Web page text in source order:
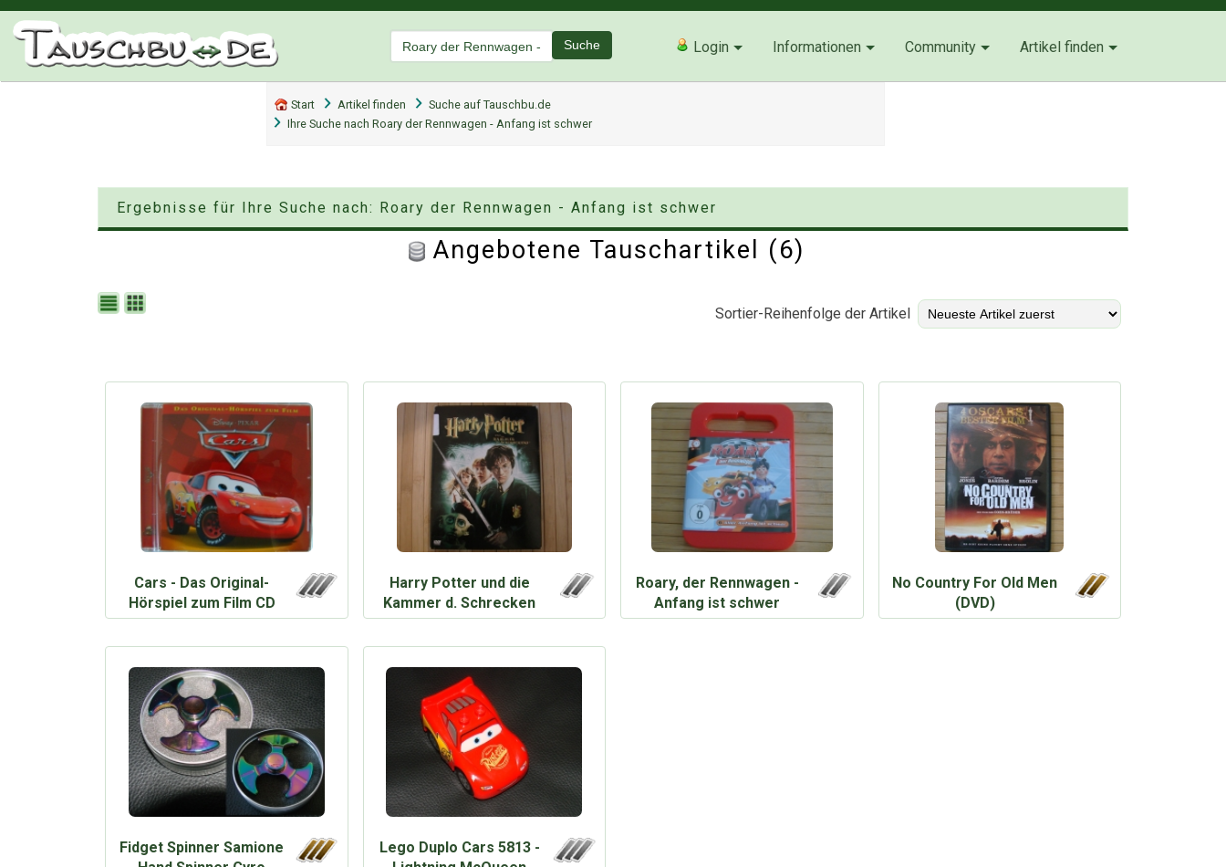
Suche Login Informationen Community Artikel finden
Start Artikel finden
Suche auf Tauschbu.de
Ihre Suche nach Roary der Rennwagen - Anfang ist schwer
Ergebnisse für Ihre Suche nach: Roary der Rennwagen - Anfang ist schwer
Angebotene Tauschartikel (6)
Sortier-Reihenfolge der Artikel
Cars - Das Original-
Hörspiel zum Film CD
Harry Potter und die
Kammer d. Schrecken
Roary, der Rennwagen -
Anfang ist schwer
No Country For Old Men
(DVD)
Fidget Spinner Samione
Lego Duplo Cars 5813 -